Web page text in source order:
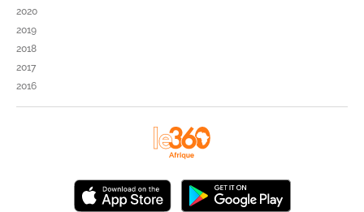
2020
2019
2018
2017
2016